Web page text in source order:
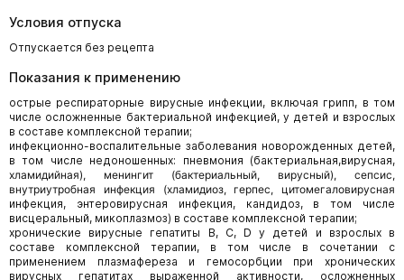
Условия отпуска
Отпускается без рецепта
Показания к применению
острые респираторные вирусные инфекции, включая грипп, в том
числе осложненные бактериальной инфекцией, у детей и взрослых
в составе комплексной терапии;
инфекционно-воспалительные заболевания новорожденных детей,
в том числе недоношенных: пневмония (бактериальная,вирусная,
хламидийная), менингит (бактериальный, вирусный), сепсис,
внутриутробная инфекция (хламидиоз, герпес, цитомегаловирусная
инфекция, энтеровирусная инфекция, кандидоз, в том числе
висцеральный, микоплазмоз) в составе комплексной терапии;
хронические вирусные гепатиты В, С, D у детей и взрослых в
составе комплексной терапии, в том числе в сочетании с
применением плазмафереза и гемосорбции при хронических
вирусных гепатитах выраженной активности, осложненных